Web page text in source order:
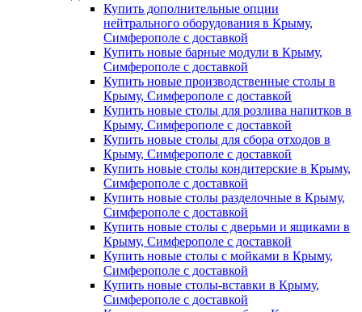
Купить дополнительные опции
нейтрального оборудования в Крыму,
Симферополе с доставкой
Купить новые барные модули в Крыму,
Симферополе с доставкой
Купить новые производственные столы в
Крыму, Симферополе с доставкой
Купить новые столы для розлива напитков в
Крыму, Симферополе с доставкой
Купить новые столы для сбора отходов в
Крыму, Симферополе с доставкой
Купить новые столы кондитерские в Крыму,
Симферополе с доставкой
Купить новые столы разделочные в Крыму,
Симферополе с доставкой
Купить новые столы с дверьми и ящиками в
Крыму, Симферополе с доставкой
Купить новые столы с мойками в Крыму,
Симферополе с доставкой
Купить новые столы-вставки в Крыму,
Симферополе с доставкой